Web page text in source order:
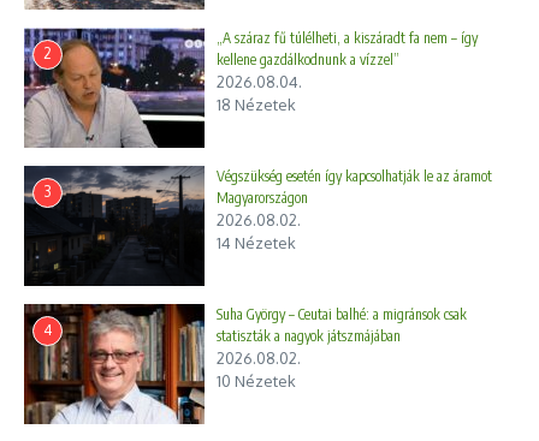
Előző
A vádak szerint Széchy
nemcsak fizikailag
bántalmazta sportolóit
Következő
Vagyonnyilatkozati körkép
2
„A száraz fű túlélheti, a kiszáradt fa nem – így
kellene gazdálkodnunk a vízzel”
2026.08.04.
18 Nézetek
3
Végszükség esetén így kapcsolhatják le az áramot
Magyarországon
2026.08.02.
14 Nézetek
4
Suha György – Ceutai balhé: a migránsok csak
statiszták a nagyok játszmájában
2026.08.02.
10 Nézetek